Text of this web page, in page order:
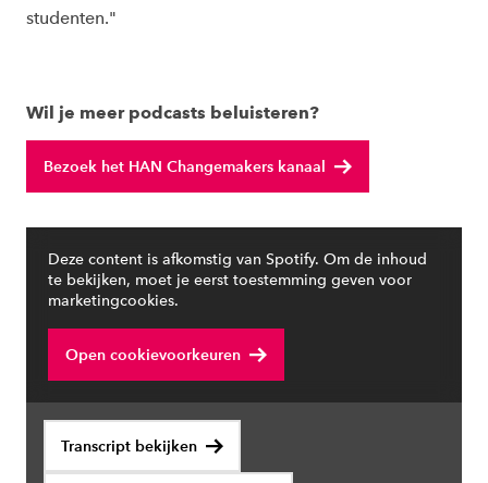
studenten."
Wil je meer podcasts beluisteren?
Bezoek het HAN Changemakers kanaal
Deze content is afkomstig van Spotify. Om de inhoud
te bekijken, moet je eerst toestemming geven voor
marketingcookies.
Open cookievoorkeuren
Transcript bekijken